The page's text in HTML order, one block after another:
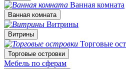
Ванная комната
Ванная комната
Витрины
Витрины
Торговые
Торговые островки
Мебель по сферам